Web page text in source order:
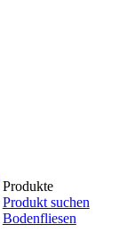
Produkte
Produkt suchen
Bodenfliesen